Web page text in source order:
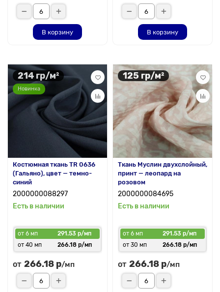
В корзину В корзину
214 гр/м²
Новинка
Костюмная ткань TR 0636
(Гальяно), цвет — темно-
синий
2000000088297
Есть в наличии
от 6 мп
291.53 р/мп
от 40 мп
266.18 р/мп
от 266.18 р/мп
125 гр/м²
Ткань Муслин двухслойный,
принт — леопард на
розовом
2000000084695
Есть в наличии
от 6 мп
291.53 р/мп
от 30 мп
266.18 р/мп
от 266.18 р/мп